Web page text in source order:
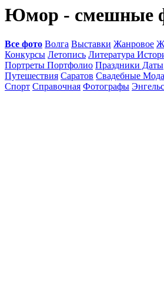
Юмор - смешные
Все фото Волга Выставки Жанровое
Конкурсы Летопись Литература
Портреты Портфолио Праздники Даты
Путешествия Саратов Свадебные Мода
Спорт Справочная Фотографы Энгельс